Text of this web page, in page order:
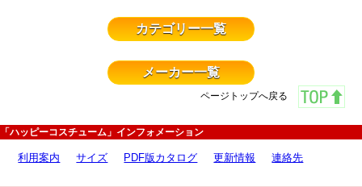
カテゴリー一覧
メーカー一覧
ページトップへ戻る
「ハッピーコスチューム」インフォメーション
利用案内 サイズ PDF版カタログ 更新情報 連絡先